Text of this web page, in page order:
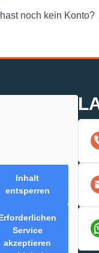
noch kein Konto?
Inhalt
entsperren
Service
akzeptieren